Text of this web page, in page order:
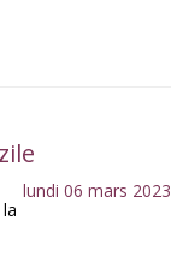
lundi 06 mars 2023